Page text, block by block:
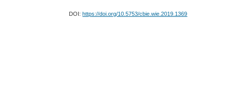
DOI:https://doi.org/10.5753/cbie.wie.2019.1369